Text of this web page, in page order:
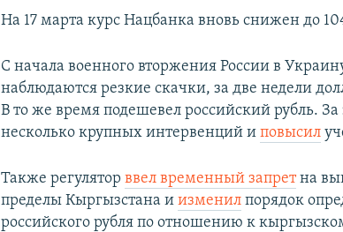
На 17 марта курс Нацбанка вновь снижен до
С начала военного вторжения России в
наблюдаются резкие скачки, за две недели
В то же время подешевел российский рубль.
несколько крупных интервенций иповысил
Также регуляторввел временный запретна
пределы Кыргызстана иизменил порядок
российского рубля по отношению к